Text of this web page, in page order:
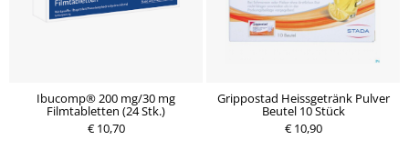
Ibucomp® 200 mg/30 mg
Filmtabletten (24 Stk.)
€ 10,70
Grippostad Heissgetränk Pulver
Beutel 10 Stück
€ 10,90